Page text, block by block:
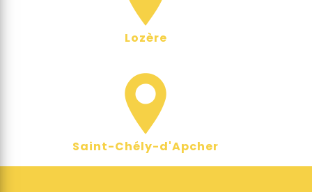
Lozère
Saint-Chély-d'Apcher